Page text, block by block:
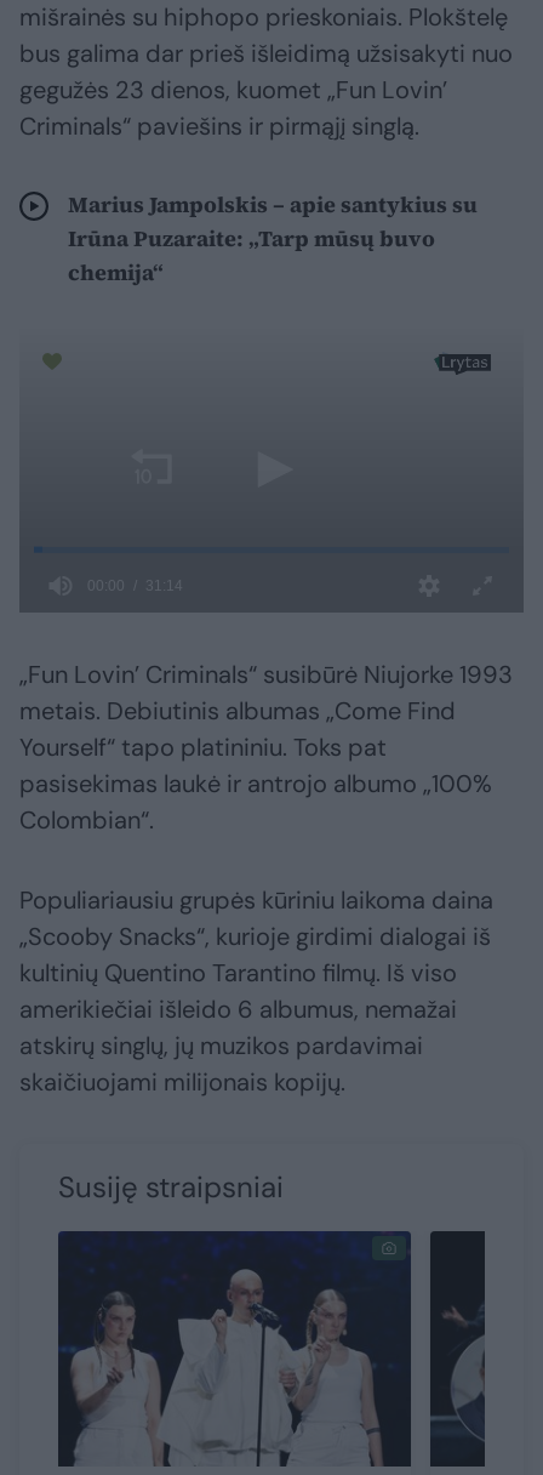
mišrainės su hiphopo prieskoniais. Plokštelę
bus galima dar prieš išleidimą užsisakyti nuo
gegužės 23 dienos, kuomet „Fun Lovin’
Criminals“ paviešins ir pirmąjį singlą.
Marius Jampolskis – apie santykius su
Irūna Puzaraite: „Tarp mūsų buvo
chemija“
„Fun Lovin’ Criminals“ susibūrė Niujorke 1993
metais. Debiutinis albumas „Come Find
Yourself“ tapo platininiu. Toks pat
pasisekimas laukė ir antrojo albumo „100%
Colombian“.
Populiariausiu grupės kūriniu laikoma daina
„Scooby Snacks“, kurioje girdimi dialogai iš
kultinių Quentino Tarantino filmų. Iš viso
amerikiečiai išleido 6 albumus, nemažai
atskirų singlų, jų muzikos pardavimai
skaičiuojami milijonais kopijų.
Susiję straipsniai